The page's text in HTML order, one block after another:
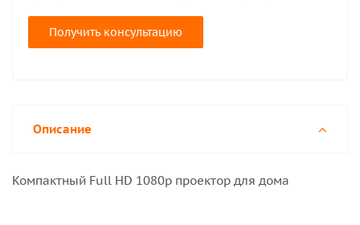
Получить консультацию
Описание
Компактный Full HD 1080p проектор для дома